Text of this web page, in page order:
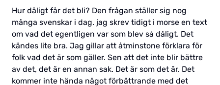
Hur dåligt får det bli? Den frågan ställer sig nog
många svenskar i dag. jag skrev tidigt i morse en text
om vad det egentligen var som blev så dåligt. Det
kändes lite bra. Jag gillar att åtminstone förklara för
folk vad det är som gäller. Sen att det inte blir bättre
av det, det är en annan sak. Det är som det är. Det
kommer inte hända något förbättrande med det